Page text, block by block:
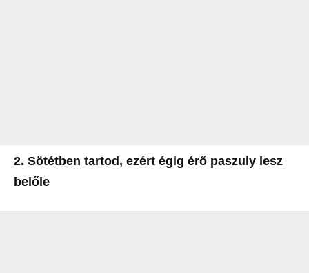
2. Sötétben tartod, ezért égig érő paszuly lesz
belőle